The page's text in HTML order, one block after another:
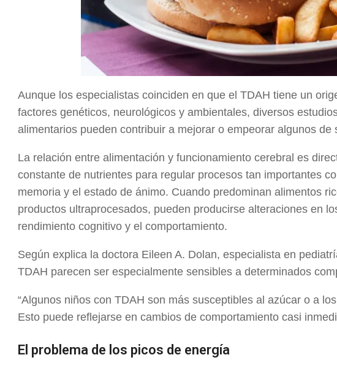
Aunque los especialistas coinciden en que el TDAH tiene un
factores genéticos, neurológicos y ambientales, diversos
alimentarios pueden contribuir a mejorar o empeorar algunos de
La relación entre alimentación y funcionamiento cerebral es
constante de nutrientes para regular procesos tan importantes
memoria y el estado de ánimo. Cuando predominan alimentos
productos ultraprocesados, pueden producirse alteraciones en
rendimiento cognitivo y el comportamiento.
Según explica la doctora Eileen A. Dolan, especialista en
TDAH parecen ser especialmente sensibles a determinados
“Algunos niños con TDAH son más susceptibles al azúcar o a
Esto puede reflejarse en cambios de comportamiento casi
El problema de los picos de energía